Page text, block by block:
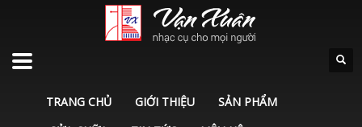
TRANG CHỦ GIỚI THIỆU
SẢN PHẨM